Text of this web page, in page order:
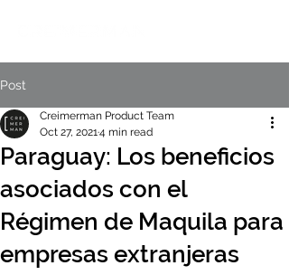
Post
Paraguay: Los beneficios
asociados con el
Régimen de Maquila para
empresas extranjeras
Creimerman Product Team
Oct 27, 20214 min read